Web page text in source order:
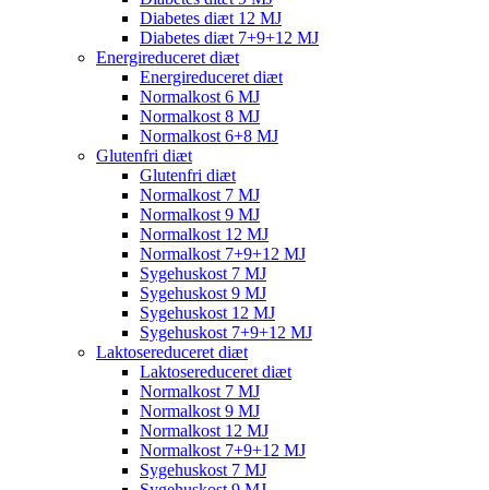
Diabetes diæt 12 MJ
Diabetes diæt 7+9+12 MJ
Energireduceret diæt
Energireduceret diæt
Normalkost 6 MJ
Normalkost 8 MJ
Normalkost 6+8 MJ
Glutenfri diæt
Glutenfri diæt
Normalkost 7 MJ
Normalkost 9 MJ
Normalkost 12 MJ
Normalkost 7+9+12 MJ
Sygehuskost 7 MJ
Sygehuskost 9 MJ
Sygehuskost 12 MJ
Sygehuskost 7+9+12 MJ
Laktosereduceret diæt
Laktosereduceret diæt
Normalkost 7 MJ
Normalkost 9 MJ
Normalkost 12 MJ
Normalkost 7+9+12 MJ
Sygehuskost 7 MJ